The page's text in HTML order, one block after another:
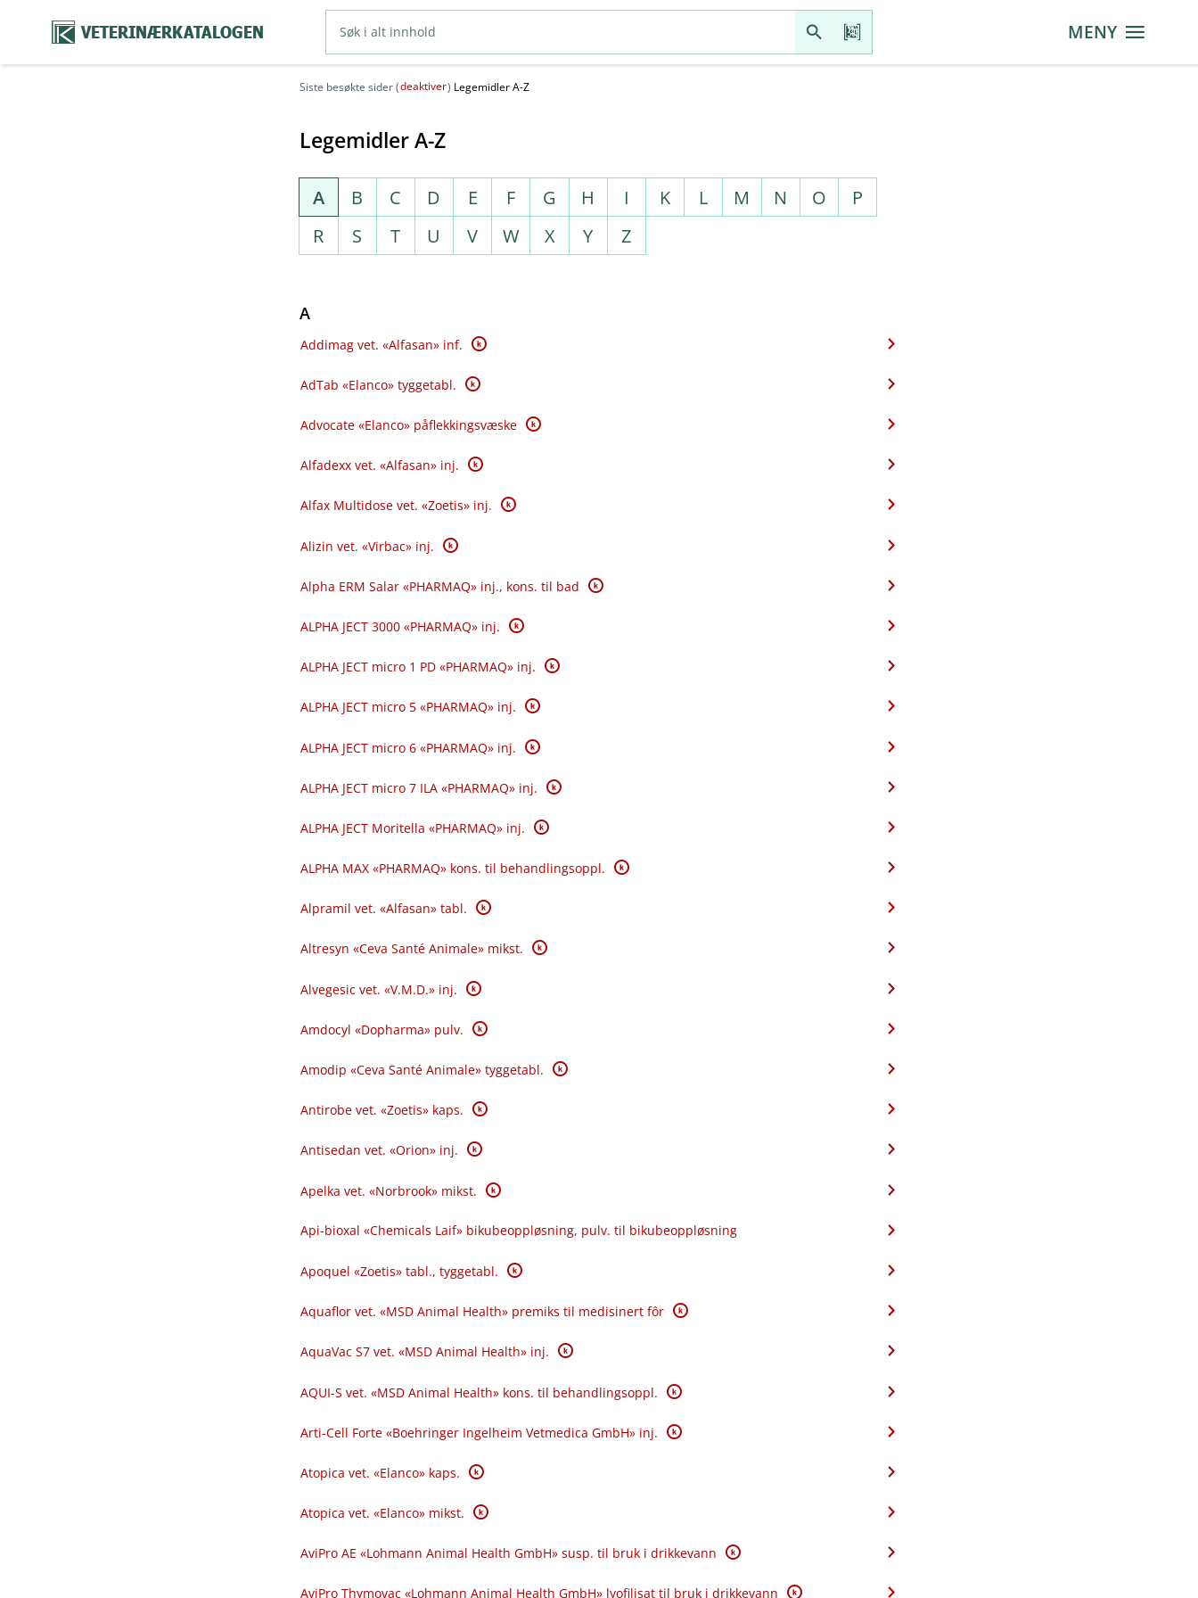
VETERINÆRKATALOGEN MENY
Siste besøkte sider (deaktiver) Legemidler A-Z
Legemidler A-Z
A B C D E F G H I K L M N O
P
R
S T U V W X Y Z
A
Addimag vet. «Alfasan» inf. K
AdTab «Elanco» tyggetabl. K
Advocate «Elanco» påflekkingsvæske K
Alfadexx vet. «Alfasan» inj. K
Alfax Multidose vet. «Zoetis» inj. K
Alizin vet. «Virbac» inj. K
Alpha ERM Salar «PHARMAQ» inj., kons. til bad K
ALPHA JECT 3000 «PHARMAQ» inj. K
ALPHA JECT micro 1 PD «PHARMAQ» inj. K
ALPHA JECT micro 5 «PHARMAQ» inj. K
ALPHA JECT micro 6 «PHARMAQ» inj. K
ALPHA JECT micro 7 ILA «PHARMAQ» inj. K
ALPHA JECT Moritella «PHARMAQ» inj. K
ALPHA MAX «PHARMAQ» kons. til behandlingsoppl. K
Alpramil vet. «Alfasan» tabl. K
Altresyn «Ceva Santé Animale» mikst. K
Alvegesic vet. «V.M.D.» inj. K
Amdocyl «Dopharma» pulv. K
Amodip «Ceva Santé Animale» tyggetabl. K
Antirobe vet. «Zoetis» kaps. K
Antisedan vet. «Orion» inj. K
Apelka vet. «Norbrook» mikst. K
Api-bioxal «Chemicals Laif» bikubeoppløsning, pulv. til bikubeoppløsning
Apoquel «Zoetis» tabl., tyggetabl. K
Aquaflor vet. «MSD Animal Health» premiks til medisinert fôr K
AquaVac S7 vet. «MSD Animal Health» inj. K
AQUI-S vet. «MSD Animal Health» kons. til behandlingsoppl. K
Arti-Cell Forte «Boehringer Ingelheim Vetmedica GmbH» inj. K
Atopica vet. «Elanco» kaps. K
Atopica vet. «Elanco» mikst. K
AviPro AE «Lohmann Animal Health GmbH» susp. til bruk i drikkevann K
AviPro Thymovac «Lohmann Animal Health GmbH» lyofilisat til bruk i drikkevann K